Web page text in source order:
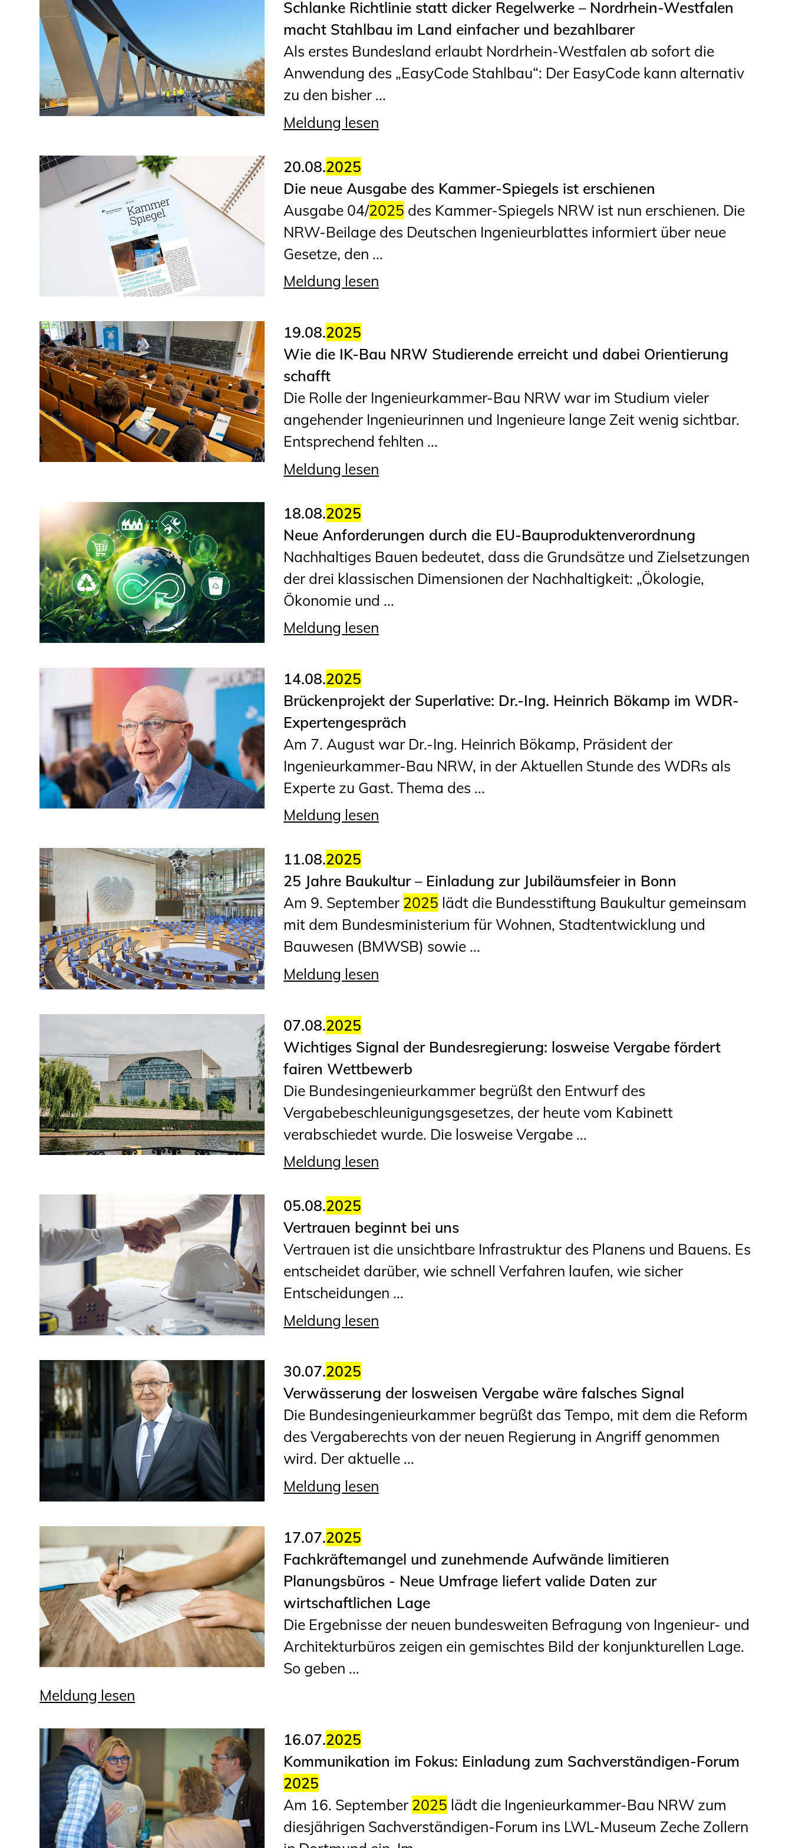
Geschäftsstelle
Mitgliedschaft
Veranstaltungsformate
Unsere Publikationen
Informationen für
Fortbildungsträger
Anträge, Anzeigen, Formulare
Fortbildung/Seminare
Informationen für
Ingenieurinnen und Ingenieure
Recht
Planungswettbewerbe
Stellenbörse
Staatlich anerkannte
Sachverständige
Öffentlich bestellte und
vereidigte Sachverständige
Prüfsachverständige
Qualifizierte Tragwerksplaner/-
Bauvorlageberechtigte
Sachkundige für Zustands- und
Funktionsprüfung privater
Abwasserleitungen
Vereinbarungen mit
Ingenieurkammern
Büronachfolge
Informationen für
Schülerinnen, Schüler
und Studierende
Projekte für
Programm
Wissenswertes für
Studierende
Presse
Kontakt und Anfahrt
Impressum
Schlanke Richtlinie statt dicker Regelwerke – Nordrhein-Westfalen
macht Stahlbau im Land einfacher und bezahlbarer
Als erstes Bundesland erlaubt Nordrhein-Westfalen ab sofort die
Anwendung des „EasyCode Stahlbau“: Der EasyCode kann alternativ
zu den bisher ...
Meldung lesen
20.08.2025
Die neue Ausgabe des Kammer-Spiegels ist erschienen
Ausgabe 04/2025 des Kammer-Spiegels NRW ist nun erschienen. Die
NRW-Beilage des Deutschen Ingenieurblattes informiert über neue
Gesetze, den ...
Meldung lesen
19.08.2025
Wie die IK-Bau NRW Studierende erreicht und dabei Orientierung
schafft
Die Rolle der Ingenieurkammer-Bau NRW war im Studium vieler
angehender Ingenieurinnen und Ingenieure lange Zeit wenig sichtbar.
Entsprechend fehlten ...
Meldung lesen
18.08.2025
Neue Anforderungen durch die EU-Bauproduktenverordnung
Nachhaltiges Bauen bedeutet, dass die Grundsätze und Zielsetzungen
der drei klassischen Dimensionen der Nachhaltigkeit: „Ökologie,
Ökonomie und ...
Meldung lesen
14.08.2025
Brückenprojekt der Superlative: Dr.-Ing. Heinrich Bökamp im WDR-
Expertengespräch
Am 7. August war Dr.-Ing. Heinrich Bökamp, Präsident der
Ingenieurkammer-Bau NRW, in der Aktuellen Stunde des WDRs als
Experte zu Gast. Thema des ...
Meldung lesen
11.08.2025
25 Jahre Baukultur – Einladung zur Jubiläumsfeier in Bonn
Am 9. September 2025 lädt die Bundesstiftung Baukultur gemeinsam
mit dem Bundesministerium für Wohnen, Stadtentwicklung und
Bauwesen (BMWSB) sowie ...
Meldung lesen
07.08.2025
Wichtiges Signal der Bundesregierung: losweise Vergabe fördert
fairen Wettbewerb
Die Bundesingenieurkammer begrüßt den Entwurf des
Vergabebeschleunigungsgesetzes, der heute vom Kabinett
verabschiedet wurde. Die losweise Vergabe ...
Meldung lesen
05.08.2025
Vertrauen beginnt bei uns
Vertrauen ist die unsichtbare Infrastruktur des Planens und Bauens. Es
entscheidet darüber, wie schnell Verfahren laufen, wie sicher
Entscheidungen ...
Meldung lesen
30.07.2025
Verwässerung der losweisen Vergabe wäre falsches Signal
Die Bundesingenieurkammer begrüßt das Tempo, mit dem die Reform
des Vergaberechts von der neuen Regierung in Angriff genommen
wird. Der aktuelle ...
Meldung lesen
17.07.2025
Fachkräftemangel und zunehmende Aufwände limitieren
Planungsbüros - Neue Umfrage liefert valide Daten zur
wirtschaftlichen Lage
Die Ergebnisse der neuen bundesweiten Befragung von Ingenieur- und
Architekturbüros zeigen ein gemischtes Bild der konjunkturellen Lage.
So geben ...
Meldung lesen
16.07.2025
Kommunikation im Fokus: Einladung zum Sachverständigen-Forum
2025
Am 16. September 2025 lädt die Ingenieurkammer-Bau NRW zum
diesjährigen Sachverständigen-Forum ins LWL-Museum Zeche Zollern